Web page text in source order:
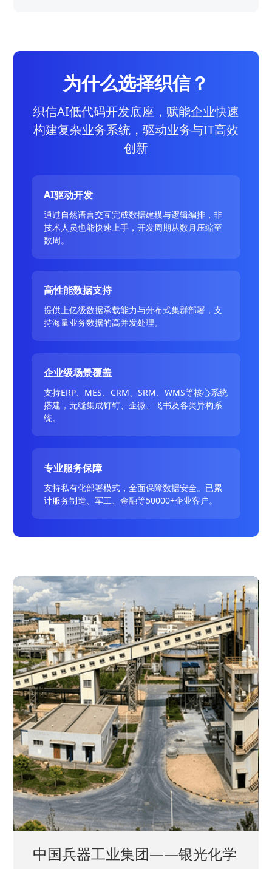
为什么选择织信？
织信AI低代码开发底座，赋能企业快速
构建复杂业务系统，驱动业务与IT高效
创新
AI驱动开发
通过自然语言交互完成数据建模与逻辑编排，非
技术人员也能快速上手，开发周期从数月压缩至
数周。
高性能数据支持
提供上亿级数据承载能力与分布式集群部署，支
持海量业务数据的高并发处理。
企业级场景覆盖
支持ERP、MES、CRM、SRM、WMS等核心系统
搭建，无缝集成钉钉、企微、飞书及各类异构系
统。
专业服务保障
支持私有化部署模式，全面保障数据安全。已累
计服务制造、军工、金融等50000+企业客户。
中国兵器工业集团——银光化学